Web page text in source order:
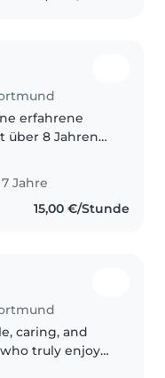
erfahrene
über 8 Jahren
und schließe
in
Jahre
15,00 €/Stunde
caring, and
truly enjoys